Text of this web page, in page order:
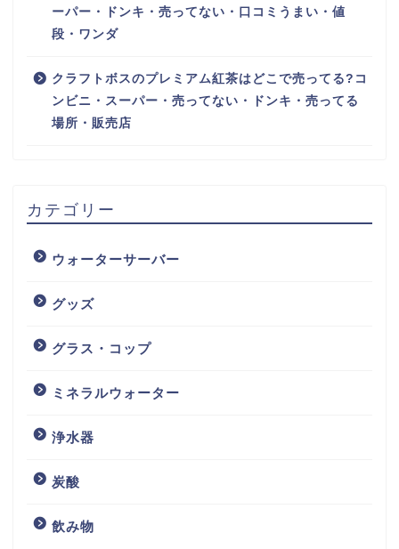
ーパー・ドンキ・売ってない・口コミうまい・値
段・ワンダ
クラフトボスのプレミアム紅茶はどこで売ってる?コ
ンビニ・スーパー・売ってない・ドンキ・売ってる
場所・販売店
カテゴリー
ウォーターサーバー
グッズ
グラス・コップ
ミネラルウォーター
浄水器
炭酸
飲み物